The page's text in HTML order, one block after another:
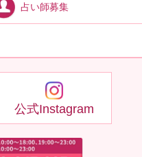
占い師募集
公式Instagram